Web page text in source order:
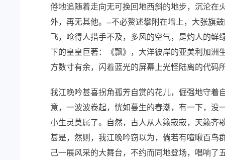
倦地追随着走向无可挽回地西斜的地步，沉沦在
外，再无其他。--不必赘述攀附在墙上，大张旗
飞，呛得人措手不及，多风的空气，是灼人的鲜
下的皇皇巨著：《飘》，大洋彼岸的亚美利加洲
方数寸有余，闪着蓝光的屏幕上光怪陆离的代码
我江晚吟甚喜拐角孤芳自赏的花儿，倔强地守着
意，一波波卷起，恍如蔓生的春潮，有一下，没
小生灵莫属了。自然，古人从人籁寂寂，天籁齐
甚是，然则，我江晚吟窃以为，倘若有喧啾百鸟
己一展风采的大舞台，不约而同地登场，唱响